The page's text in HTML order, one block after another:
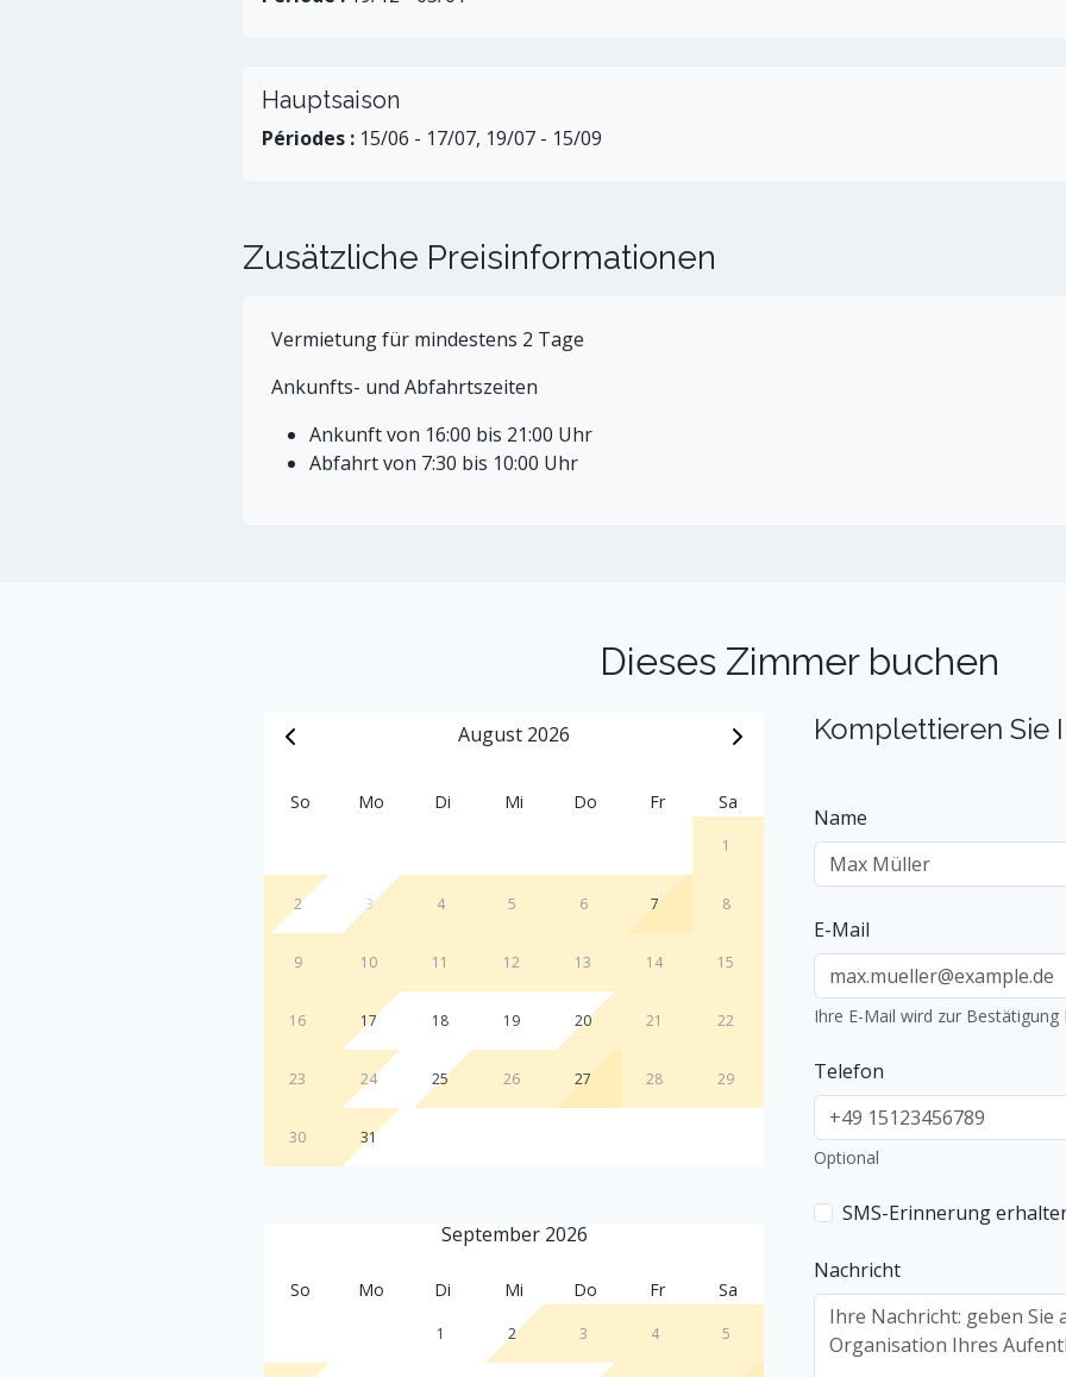
Hauptsaison
Périodes : 15/06 - 17/07, 19/07 - 15/09
Zusätzliche Preisinformationen
Vermietung für mindestens 2 Tage
Ankunfts- und Abfahrtszeiten
Ankunft von 16:00 bis 21:00 Uhr
Abfahrt von 7:30 bis 10:00 Uhr
Dieses Zimmer buchen
August 2026
So Mo Di Mi Do Fr Sa
1
2 3 4 5 6 7 8
9 10 11 12 13 14 15
16 17 18 19 20 21 22
23 24 25 26 27 28 29
30 31
September 2026
So Mo Di Mi Do Fr Sa
1 2 3 4 5
Komplettieren Sie
Name
E-Mail
Ihre E-Mail wird zur
Telefon
Optional
SMS-Erinnerung
Nachricht